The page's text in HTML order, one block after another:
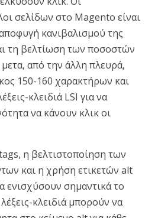
σελίδων στο Magento είναι
κανιβαλισμού της
τη βελτίωση των ποσοστών
μετα, από την άλλη πλευρά,
150-160 χαρακτήρων και
κλειδιά LSI για να
να κάνουν κλικ οι
η βελτιστοποίηση των
και η χρήση ετικετών alt
ενισχύσουν σημαντικά το
κλειδιά μπορούν να